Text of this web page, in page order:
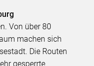
Von über 80
machen sich
Die Routen
gesperrte